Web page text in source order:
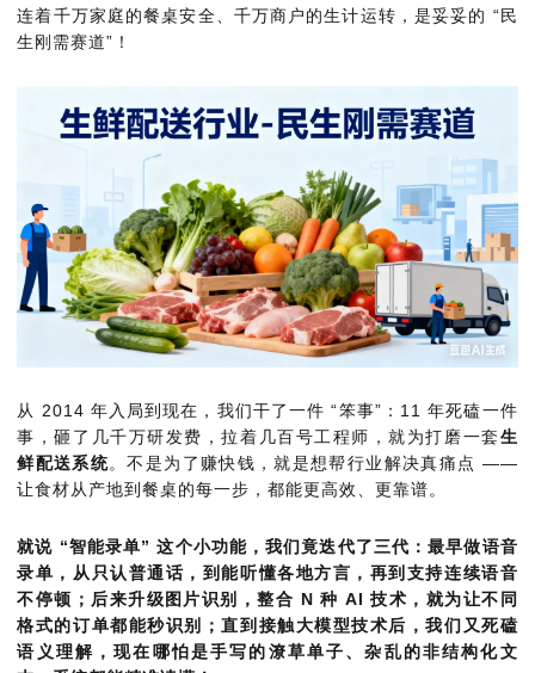
连着千万家庭的餐桌安全、千万商户的生计运转，是妥妥的 “民
生刚需赛道”！
从 2014 年入局到现在，我们干了一件 “笨事”：11 年死磕一件
事，砸了几千万研发费，拉着几百号工程师，就为打磨一套生
鲜配送系统。不是为了赚快钱，就是想帮行业解决真痛点 ——
让食材从产地到餐桌的每一步，都能更高效、更靠谱。
就说 “智能录单” 这个小功能，我们竟迭代了三代：最早做语音
录单，从只认普通话，到能听懂各地方言，再到支持连续语音
不停顿；后来升级图片识别，整合 N 种 AI 技术，就为让不同
格式的订单都能秒识别；直到接触大模型技术后，我们又死磕
语义理解，现在哪怕是手写的潦草单子、杂乱的非结构化文